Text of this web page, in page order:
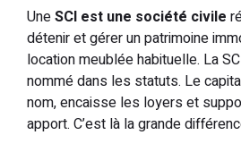
UneSCI est une société civile
détenir et gérer un patrimoine
location meublée habituelle. La
nommé dans les statuts. Le
nom, encaisse les loyers et
apport. C’est là la grande